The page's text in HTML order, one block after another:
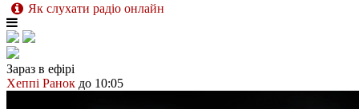
Як слухати радіо онлайн
Зараз в ефірі
Хеппі Ранок до 10:05